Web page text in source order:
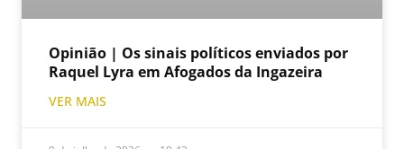
Opinião | Os sinais políticos enviados por
Raquel Lyra em Afogados da Ingazeira
VER MAIS